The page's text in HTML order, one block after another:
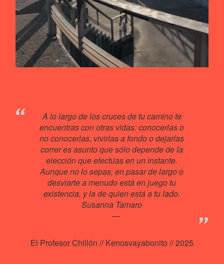
A lo largo de los cruces de tu camino te
encuentras con otras vidas: conocerlas o
no conocerlas, vivirlas a fondo o dejarlas
correr es asunto que sólo depende de la
elección que efectúas en un instante.
Aunque no lo sepas, en pasar de largo o
desviarte a menudo está en juego tu
existencia, y la de quien está a tu lado.
Susanna Tamaro
El Profesor Chillón // Kenosvayabonito // 2025